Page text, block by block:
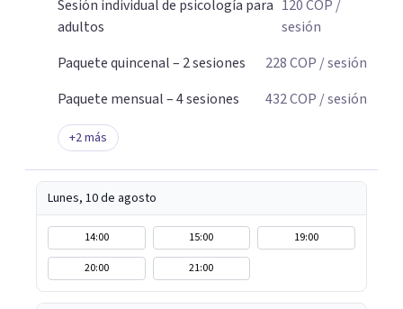
Sesión individual de psicología para
adultos
120COP /
sesión
Paquete quincenal – 2 sesiones
228COP / sesión
Paquete mensual – 4 sesiones
432COP / sesión
+2más
Lunes, 10 de agosto
14:00 15:00
19:00
20:00
21:00